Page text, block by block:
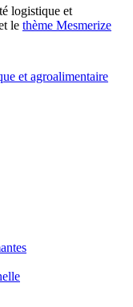
logistique et
le thème Mesmerize
et agroalimentaire